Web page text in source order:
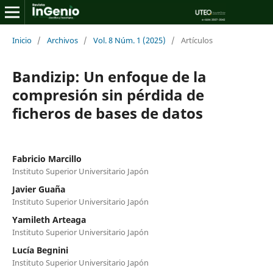
Inicio / Archivos / Vol. 8 Núm. 1 (2025) / Artículos
Bandizip: Un enfoque de la
compresión sin pérdida de
ficheros de bases de datos
Fabricio Marcillo
Instituto Superior Universitario Japón
Javier Guaña
Instituto Superior Universitario Japón
Yamileth Arteaga
Instituto Superior Universitario Japón
Lucía Begnini
Instituto Superior Universitario Japón